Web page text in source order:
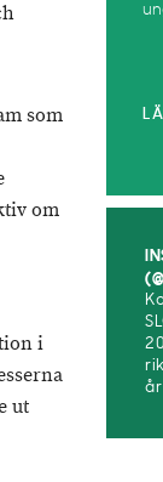
som
om
i
ut
år